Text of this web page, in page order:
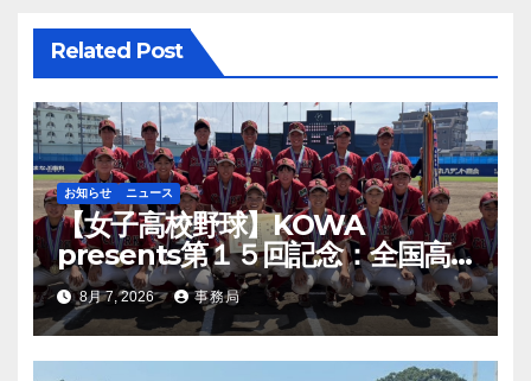
ン
Related Post
お知らせ ニュース
【女子高校野球】KOWA
presents第１５回記念：全国高
等学校女子硬式野球ユース大会開
幕
8月 7, 2026 事務局